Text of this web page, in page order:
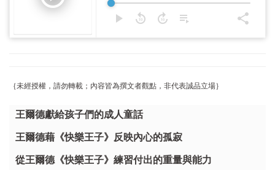
｛未經授權，請勿轉載；內容皆為撰文者觀點，非代表誠品立場｝
王爾德獻給孩子們的成人童話
王爾德藉《快樂王子》反映內心的孤寂
從王爾德《快樂王子》練習付出的重量與能力